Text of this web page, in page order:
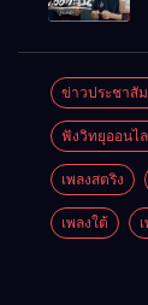
ข่าวประชาสั
ฟังวิทยุออนไ
เพลงสตริง
เพลงใต้